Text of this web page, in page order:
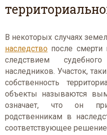
В некоторых случаях
наследство после
следствием
наследников. Участок,
собственность
объекты называются
означает, что он
родственникам в
соответствующее